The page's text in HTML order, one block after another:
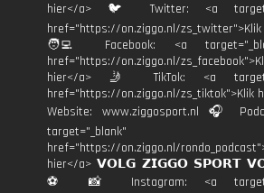
hier</a> 🐦 Twitter: <a
href="https://on.ziggo.nl/
🧑‍💻 Facebook: <a
href="https://on.ziggo.nl/
hier</a> 🤳 TikTok: <a
href="https://on.ziggo.nl/zs_tiktok">Klik
Website: www.ziggosport.nl 🎧
target="_blank"
href="https://on.ziggo.nl/
hier</a> 𝗩𝗢𝗟𝗚 𝗭𝗜𝗚𝗚𝗢 𝗦𝗣𝗢𝗥𝗧
⚽️ 📸 Instagram: <a